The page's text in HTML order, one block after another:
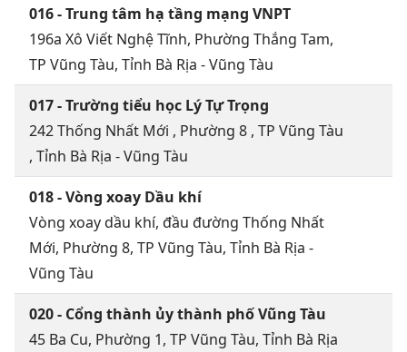
016 - Trung tâm hạ tầng mạng VNPT
196a Xô Viết Nghệ Tĩnh, Phường Thắng Tam,
TP Vũng Tàu, Tỉnh Bà Rịa - Vũng Tàu
017 - Trường tiểu học Lý Tự Trọng
242 Thống Nhất Mới , Phường 8 , TP Vũng Tàu
, Tỉnh Bà Rịa - Vũng Tàu
018 - Vòng xoay Dầu khí
Vòng xoay dầu khí, đầu đường Thống Nhất
Mới, Phường 8, TP Vũng Tàu, Tỉnh Bà Rịa -
Vũng Tàu
020 - Cổng thành ủy thành phố Vũng Tàu
45 Ba Cu, Phường 1, TP Vũng Tàu, Tỉnh Bà Rịa